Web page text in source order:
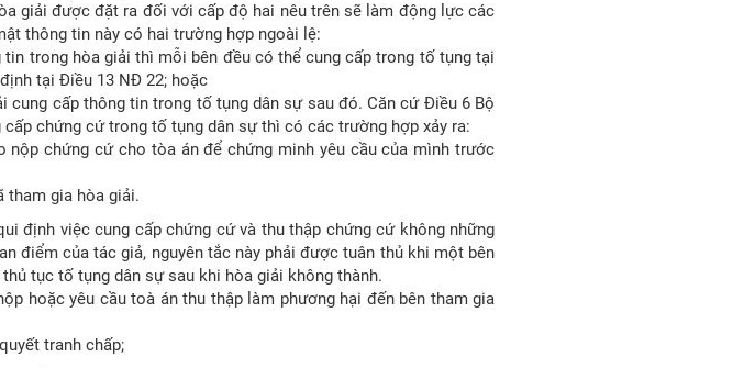
giải được đặt ra đối với cấp độ hai nêu trên sẽ làm động lực các
thông tin này có hai trường hợp ngoài lệ:
trong hòa giải thì mỗi bên đều có thể cung cấp trong tố tụng tại
tại Điều 13 NĐ 22; hoặc
cung cấp thông tin trong tố tụng dân sự sau đó. Căn cứ Điều 6 Bộ
chứng cứ trong tố tụng dân sự thì có các trường hợp xảy ra:
chứng cứ cho tòa án để chứng minh yêu cầu của mình trước
tham gia hòa giải.
định việc cung cấp chứng cứ và thu thập chứng cứ không những
điểm của tác giả, nguyên tắc này phải được tuân thủ khi một bên
tục tố tụng dân sự sau khi hòa giải không thành.
hoặc yêu cầu toà án thu thập làm phương hại đến bên tham gia
tranh chấp;